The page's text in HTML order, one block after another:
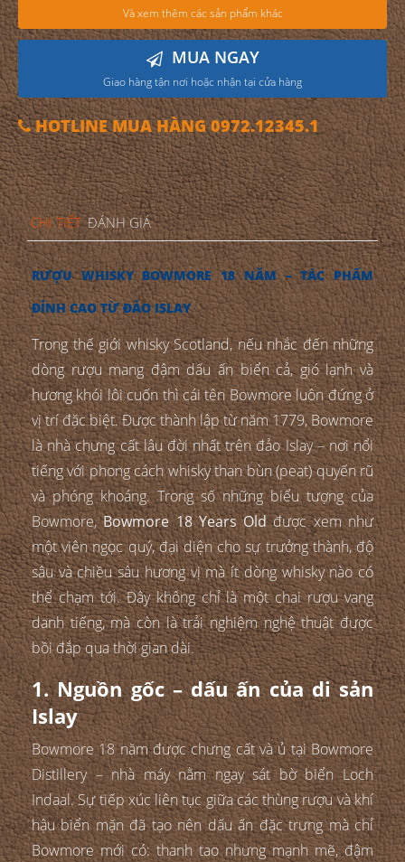
Và xem thêm các sản phẩm khác
MUA NGAY
Giao hàng tận nơi hoặc nhận tại cửa hàng
HOTLINE MUA HÀNG 0972.12345.1
CHI TIẾT ĐÁNH GIÁ
RƯỢU WHISKY BOWMORE 18 NĂM – TÁC PHẨM
ĐỈNH CAO TỪ ĐẢO ISLAY
Trong thế giới whisky Scotland, nếu nhắc đến những
dòng rượu mang đậm dấu ấn biển cả, gió lạnh và
hương khói lôi cuốn thì cái tên Bowmore luôn đứng ở
vị trí đặc biệt. Được thành lập từ năm 1779, Bowmore
là nhà chưng cất lâu đời nhất trên đảo Islay – nơi nổi
tiếng với phong cách whisky than bùn (peat) quyến rũ
và phóng khoáng. Trong số những biểu tượng của
Bowmore,Bowmore 18 Years Oldđược xem như
một viên ngọc quý, đại diện cho sự trưởng thành, độ
sâu và chiều sâu hương vị mà ít dòng whisky nào có
thể chạm tới. Đây không chỉ là một chai rượu vang
danh tiếng, mà còn là trải nghiệm nghệ thuật được
bồi đắp qua thời gian dài.
1. Nguồn gốc – dấu ấn của di sản
Islay
Bowmore 18 năm được chưng cất và ủ tại Bowmore
Distillery – nhà máy nằm ngay sát bờ biển Loch
Indaal. Sự tiếp xúc liên tục giữa các thùng rượu và khí
hậu biển mặn đã tạo nên dấu ấn đặc trưng mà chỉ
Bowmore mới có: thanh tao nhưng mạnh mẽ, đậm